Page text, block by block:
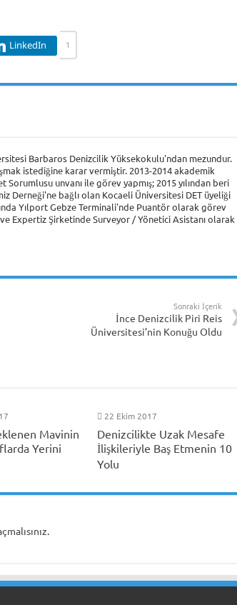
LinkedIn 1
Barbaros Denizcilik Yüksekokulu'ndan mezundur.
istediğine karar vermiştir. 2013-2014 akademik
unvanı ile görev yapmış; 2015 yılından beri
Derneği'ne bağlı olan Kocaeli Üniversitesi DET üyeliği
Yılport Gebze Terminali'nde Puantör olarak görev
Expertiz Şirketinde Surveyor / Yönetici Asistanı olarak
Sonraki İçerik
İnce Denizcilik Piri Reis
Üniversitesi’nin Konuğu Oldu
Mavinin
Yerini
22 Ekim 2017
Denizcilikte Uzak Mesafe
İlişkileriyle Baş Etmenin 10
Yolu
.